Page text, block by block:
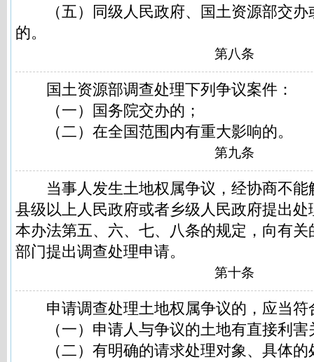
（五）同级人民政府、国土资源部交办
的。
第八条
国土资源部调查处理下列争议案件：
（一）国务院交办的；
（二）在全国范围内有重大影响的。
第九条
当事人发生土地权属争议，经协商不能
县级以上人民政府或者乡级人民政府提出
本办法第五、六、七、八条的规定，向有
部门提出调查处理申请。
第十条
申请调查处理土地权属争议的，应当符
（一）申请人与争议的土地有直接利害
（二）有明确的请求处理对象、具体的